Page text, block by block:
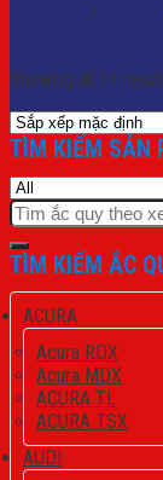
/
Showing all 11
TÌM KIẾM SẢN
Tìm
kiếm:
TÌM KIẾM ẮC
ACURA
Acura RDX
Acura MDX
ACURA TL
ACURA TSX
AUDI